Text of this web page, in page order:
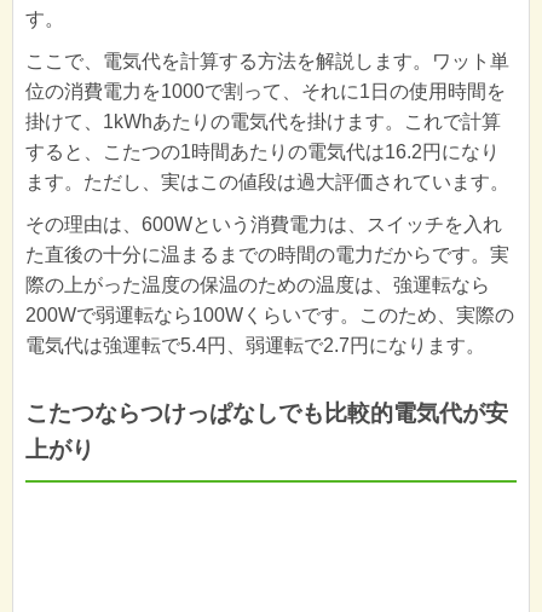
す。
ここで、電気代を計算する方法を解説します。ワット単
位の消費電力を1000で割って、それに1日の使用時間を
掛けて、1kWhあたりの電気代を掛けます。これで計算
すると、こたつの1時間あたりの電気代は16.2円になり
ます。ただし、実はこの値段は過大評価されています。
その理由は、600Wという消費電力は、スイッチを入れ
た直後の十分に温まるまでの時間の電力だからです。実
際の上がった温度の保温のための温度は、強運転なら
200Wで弱運転なら100Wくらいです。このため、実際の
電気代は強運転で5.4円、弱運転で2.7円になります。
こたつならつけっぱなしでも比較的電気代が安
上がり